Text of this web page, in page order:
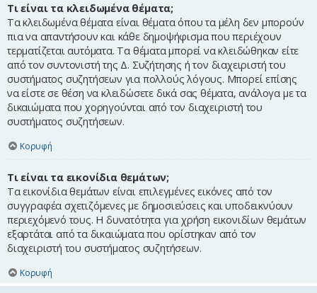
Τι είναι τα κλειδωμένα θέματα;
Τα κλειδωμένα θέματα είναι θέματα όπου τα μέλη δεν μπορούν
πια να απαντήσουν και κάθε δημοψήφισμα που περιέχουν
τερματίζεται αυτόματα. Τα θέματα μπορεί να κλειδώθηκαν είτε
από τον συντονιστή της Δ. Συζήτησης ή τον διαχειριστή του
συστήματος συζητήσεων για πολλούς λόγους. Μπορεί επίσης
να είστε σε θέση να κλειδώσετε δικά σας θέματα, ανάλογα με τα
δικαιώματα που χορηγούνται από τον διαχειριστή του
συστήματος συζητήσεων.
Κορυφή
Τι είναι τα εικονίδια θεμάτων;
Τα εικονίδια θεμάτων είναι επιλεγμένες εικόνες από τον
συγγραφέα σχετιζόμενες με δημοσιεύσεις και υποδεικνύουν
περιεχόμενό τους. Η δυνατότητα για χρήση εικονιδίων θεμάτων
εξαρτάται από τα δικαιώματα που ορίστηκαν από τον
διαχειριστή του συστήματος συζητήσεων.
Κορυφή